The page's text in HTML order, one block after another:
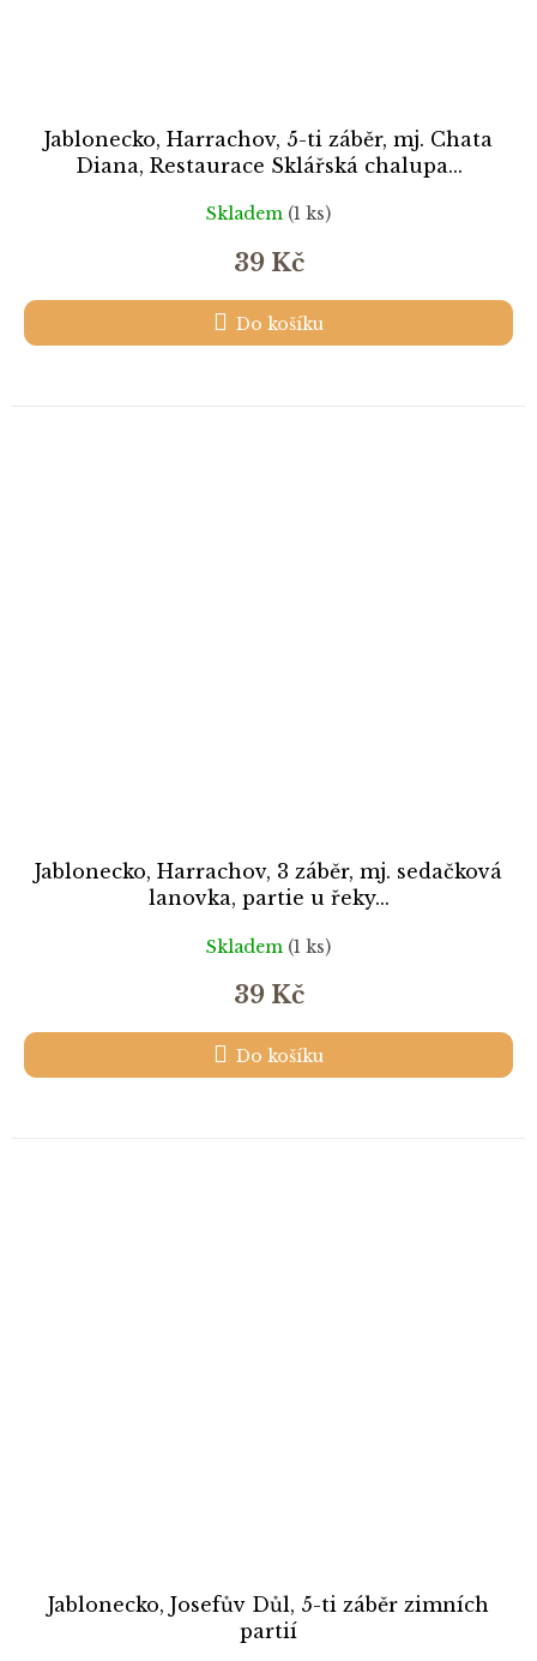
Jablonecko, Harrachov, 5-ti záběr, mj. Chata
Diana, Restaurace Sklářská chalupa...
Skladem (1 ks)
39 Kč
Do košíku
Jablonecko, Harrachov, 3 záběr, mj. sedačková
lanovka, partie u řeky...
Skladem (1 ks)
39 Kč
Do košíku
Jablonecko, Josefův Důl, 5-ti záběr zimních
partií